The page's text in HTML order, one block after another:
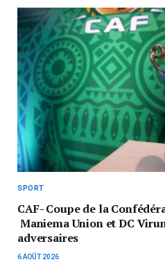
SPORT
CAF- Coupe de la
Maniema Union et DC
adversaires
6 AOÛT 2026